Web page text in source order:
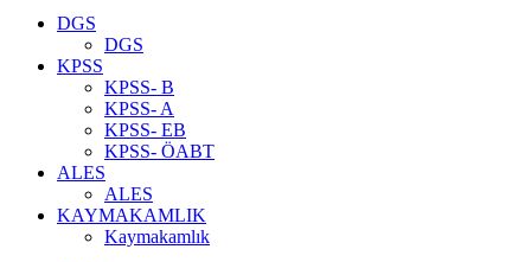
DGS
DGS
KPSS
KPSS- B
KPSS- A
KPSS- EB
KPSS- ÖABT
ALES
ALES
KAYMAKAMLIK
Kaymakamlık